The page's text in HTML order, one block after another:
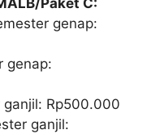
Paket C:
genap:
genap:
ganjil: Rp500.000
ganjil: